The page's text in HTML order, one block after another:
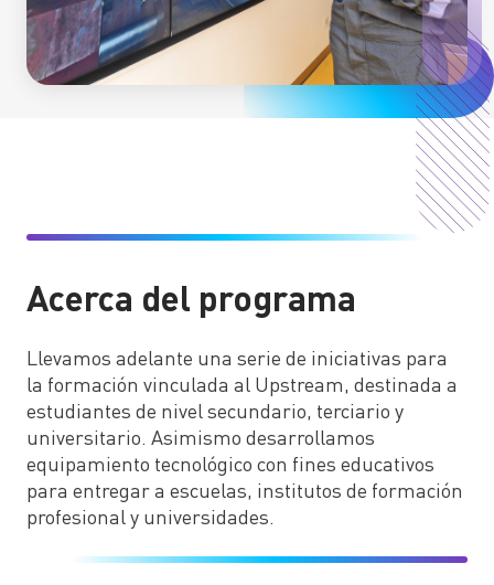
Actividades para la comunidad
Acerca del programa
Llevamos adelante una serie de iniciativas para
la formación vinculada al Upstream, destinada a
estudiantes de nivel secundario, terciario y
universitario. Asimismo desarrollamos
equipamiento tecnológico con fines educativos
para entregar a escuelas, institutos de formación
profesional y universidades.